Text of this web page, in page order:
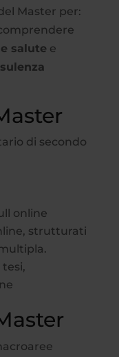
Master per:
salute e
di secondo
online
strutturati
tesi,